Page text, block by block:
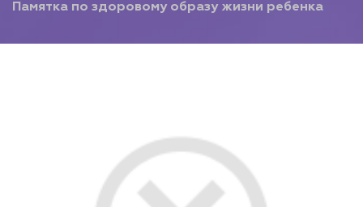
Памятка по здоровому образу жизни ребенка
Подарочный сертификат
на любую услугу!